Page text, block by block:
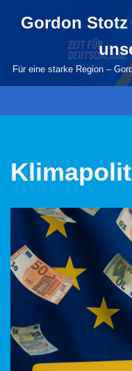
springen
Gordon
Für eine starke Region –